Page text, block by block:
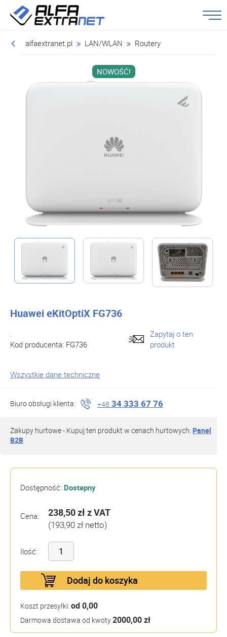
alfaextranet.pl LAN/WLAN Routery
NOWOŚĆ!
Huawei eKitOptiX FG736
.
Kod producenta: FG736
Zapytaj o ten
produkt
Wszystkie dane techniczne
Biuro obsługi klienta: +48 34 333 67 76
Zakupy hurtowe - Kupuj ten produkt w cenach hurtowych: Panel
B2B
Dostępność: Dostepny
Cena: 238,50 złz VAT
(193,90 zł netto)
Ilość:
Dodaj do koszyka
Koszt przesyłki: od 0,00
Darmowa dostawa od kwoty2000,00 zł